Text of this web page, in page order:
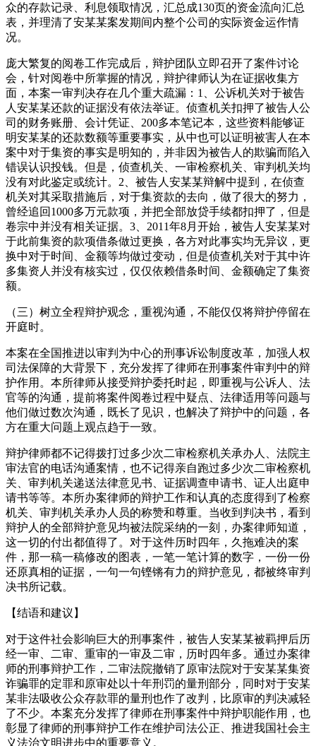
众的存款记录、利息领取情况，汇总成130页的资金流向汇总
表，并理清了安某某案发期间内整个公司的实际资金运作情
况。
庞大繁复的阅卷工作完成后，辩护团队立即召开了案件讨论
会，针对阅卷中所掌握的情况，辩护律师认为在证据收集方
面，本案一审判决存在几个重大疏漏：1、公诉机关对于被告
人安某某还款的证据没有依法举证。侦查机关扣押了被告人公
司的财务账册、会计凭证、200多本笔记本，这些资料能够证
明安某某的还款数额等重要事实，从中也可以证明被害人在本
案中对于集资的事实是明知的，并非因为被告人的欺骗而陷入
错误认识投钱。但是，侦查机关、一审检察机关、审判机关均
没有对此鉴定或统计。2、被告人安某某辩解中提到，在侦查
机关对其采取措施后，对于集资款的去向，做了很大的努力，
曾经追回1000多万元款项，并把全部放贷手续都扣押了，但是
卷宗中并没有相关证据。3、2011年8月开始，被告人安某某对
于此前集资的款项借条做过更换，各方对此事实均无异议，更
换中对于时间、金额等均做过变动，但是侦查机关对于其中许
多集资人并没有核实过，仅仅依赖借条时间、金额确定了集资
额。
（三）树立全程辩护观念，重视沟通，不能仅仅将辩护停留在
开庭时。
本案在全国推进以审判为中心的刑事诉讼制度改革，加强人权
司法保障的大背景下，充分发挥了律师在刑事案件审判中的辩
护作用。本所律师从接受辩护委托时起，即重视与公诉人、法
官等的沟通，提前将案件阅卷过程中疑点、法律适用等问题与
他们做过数次沟通，既长了见识，也解决了辩护中的问题，各
方在重大问题上观点趋于一致。
辩护律师都不记得拨打过多少次二审检察机关承办人、法院主
审法官的电话沟通案情，也不记得亲自跑过多少次二审检察机
关、审判机关递送法律意见书、证据调查申请书、证人出庭申
请书等等。本所办案律师的辩护工作和认真的态度得到了检察
机关、审判机关承办人员的称赞和尊重。当收到判决书，看到
辩护人的全部辩护意见均被法院采纳的一刻，办案律师知道，
这一切的付出都值得了。对于这件历时四年，久拖难决的案
件，那一稿一稿修改的图表，一笔一笔计算的数字，一份一份
还原真相的证据，一句一句铿锵有力的辩护意见，都被终审判
决书所记载。
【结语和建议】
对于这件社会影响巨大的刑事案件，被告人安某某被羁押后历
经一审、二审、重审的一审及二审，历时四年多。通过办案律
师的刑事辩护工作，二审法院撤销了原审法院对于安某某集资
诈骗罪的定罪和原审处以十年刑罚的量刑部分，同时对于安某
某非法吸收公众存款罪的量刑也作了改判，比原审的判决减轻
了不少。本案充分发挥了律师在刑事案件中辩护职能作用，也
彰显了律师的刑事辩护工作在维护司法公正、推进我国社会主
义法治文明进步中的重要意义。